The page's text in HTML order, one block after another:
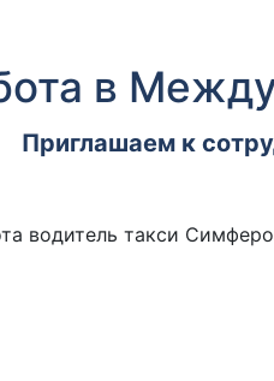
в
Приглашаем к